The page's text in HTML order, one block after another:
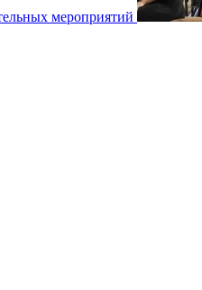
мероприятий